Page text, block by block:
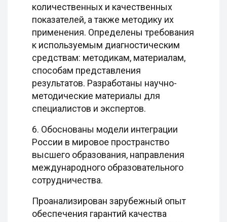
количественных и качественных
показателей, а также методику их
применения. Определены требования
к используемым диагностическим
средствам: методикам, материалам,
способам представления
результатов. Разработаны научно-
методические материалы для
специалистов и экспертов.
6. Обоснованы модели интеграции
России в мировое пространство
высшего образования, направления
международного образовательного
сотрудничества.
Проанализирован зарубежный опыт
обеспечения гарантий качества